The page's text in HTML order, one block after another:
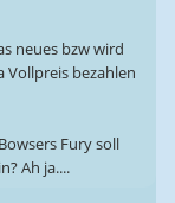
neues bzw wird
Vollpreis bezahlen
Fury soll
Ah ja....